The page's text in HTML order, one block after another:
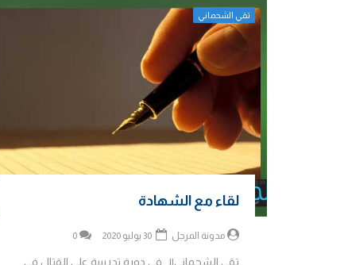
تقي الشحماني
لقاء مع الشهادة
مدونة المرجل 0
تقي الشحماني|| في دورة تدريبية على القتال في